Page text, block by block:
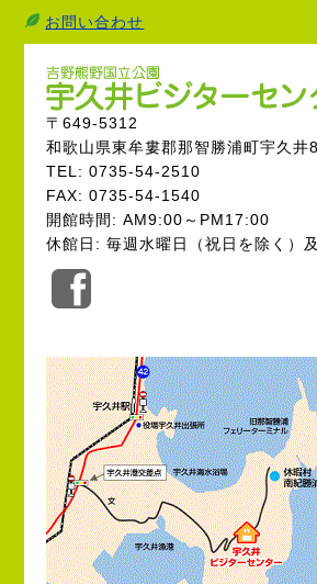
お問い合わせ
〒649-5312
和歌山県東牟婁郡那智勝浦町宇久井
TEL: 0735-54-2510
FAX: 0735-54-1540
開館時間: AM9:00～PM17:00
休館日: 毎週水曜日（祝日を除く）
式
Facebook